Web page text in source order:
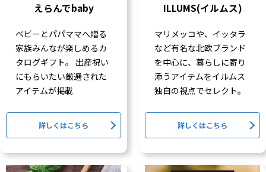
えらんでbaby
ベビーとパパママへ贈る
家族みんなが楽しめるカ
タログギフト。 出産祝い
にもらいたい厳選された
アイテムが掲載
詳しくはこちら
ILLUMS(イルムス)
マリメッコや、イッタラ
など有名な北欧ブランド
を中心に、暮らしに寄り
添うアイテムをイルムス
独自の視点でセレクト。
詳しくはこちら